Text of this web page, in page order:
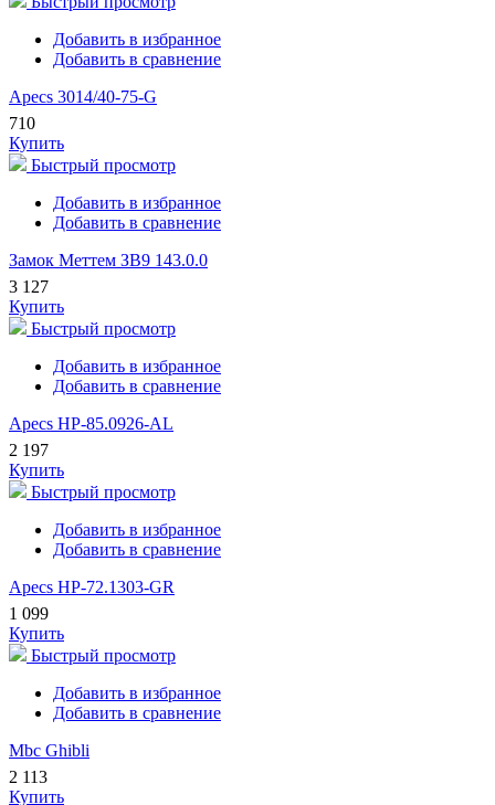
Добавить в избранное
Добавить в сравнение
Apecs 3014/40-75-G
710
Купить
Быстрый просмотр
Добавить в избранное
Добавить в сравнение
Замок Меттем ЗВ9 143.0.0
3 127
Купить
Быстрый просмотр
Добавить в избранное
Добавить в сравнение
Apecs HP-85.0926-AL
2 197
Купить
Быстрый просмотр
Добавить в избранное
Добавить в сравнение
Apecs HP-72.1303-GR
1 099
Купить
Быстрый просмотр
Добавить в избранное
Добавить в сравнение
Mbc Ghibli
2 113
Купить